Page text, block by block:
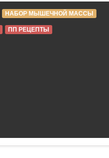
НАБОР МЫШЕЧНОЙ МАССЫ
ПП РЕЦЕПТЫ